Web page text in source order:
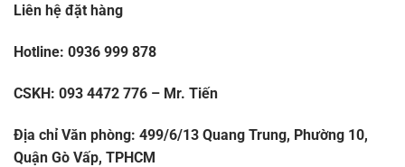
Liên hệ đặt hàng
Hotline: 0936 999 878
CSKH: 093 4472 776 – Mr. Tiến
Địa chỉ Văn phòng: 499/6/13 Quang Trung, Phường 10,
Quận Gò Vấp, TPHCM